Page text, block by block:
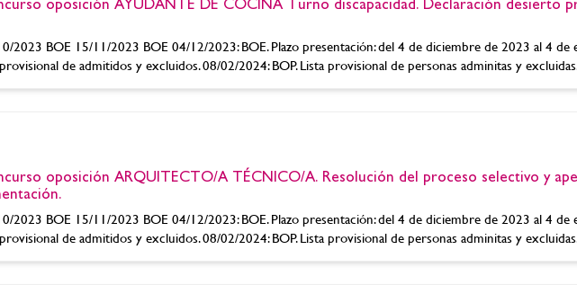
oposición AYUDANTE DE COCINA Turno discapacidad. Declaración desierto
2023 BOE 15/11/2023 BOE 04/12/2023: BOE. Plazo presentación: del 4 de diciembre de 2023 al 4 de
de admitidos y excluidos. 08/02/2024: BOP. Lista provisional de personas adminitas y excluidas.
oposición ARQUITECTO/A TÉCNICO/A. Resolución del proceso selectivo y
2023 BOE 15/11/2023 BOE 04/12/2023: BOE. Plazo presentación: del 4 de diciembre de 2023 al 4 de
de admitidos y excluidos. 08/02/2024: BOP. Lista provisional de personas adminitas y excluidas.